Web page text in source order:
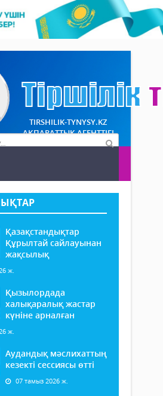
TIRSHILIK-TYNYSY.KZ
АҚПАРАТТЫҚ АГЕНТТІГІ
Қазақстандықтар
Құрылтай сайлауынан
жақсылық
ж.
Қызылордада
халықаралық жастар
күніне арналған
ж.
Аудандық мәслихаттың
кезекті сессиясы өтті
07 тамыз 2026 ж.